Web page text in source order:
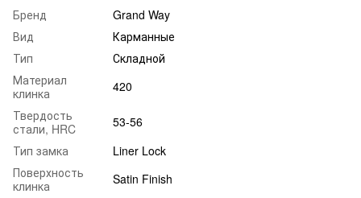
Бренд
Grand Way
Вид
Карманные
Тип
Складной
Материал
клинка
420
Твердость
стали, HRC
53-56
Тип замка
Liner Lock
Поверхность
клинка
Satin Finish